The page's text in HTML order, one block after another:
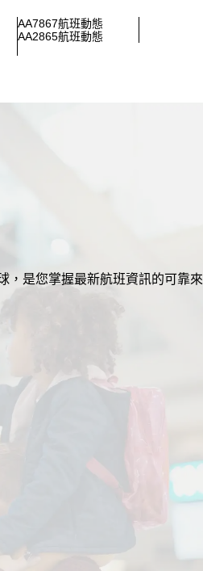
AA7867航班動態
AA2865航班動態
是您掌握最新航班資訊的可靠來